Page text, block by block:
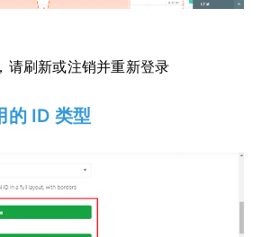
请刷新或注销并重新登录
的 ID 类型